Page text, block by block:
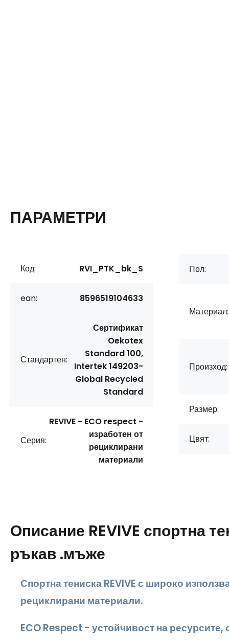
ПАРАМЕТРИ
Код: RVI_PTK_bk_S
ean: 8596519104633
Стандартен:
Сертификат
Oekotex
Standard 100,
Intertek 149203-
Global Recycled
Standard
Серия:
REVIVE - ECO respect -
изработен от
рециклирани
материали
Пол:
Материал:
Произход:
Размер:
Цвят:
Описание REVIVE спортна
ръкав .мъже
Спортна тениска REVIVE с широко
рециклирани материали.
ECO Respect - устойчивост на ресурсите,